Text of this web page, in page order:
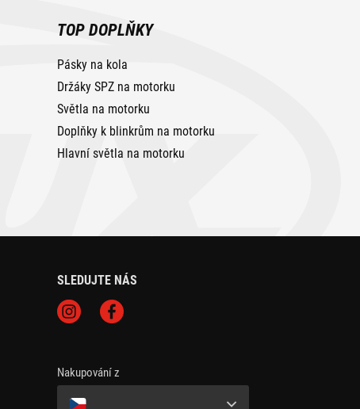
TOP DOPLŇKY
Pásky na kola
Držáky SPZ na motorku
Světla na motorku
Doplňky k blinkrům na motorku
Hlavní světla na motorku
SLEDUJTE NÁS
Nakupování z